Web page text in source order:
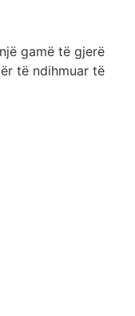
gamë të gjerë
të ndihmuar të